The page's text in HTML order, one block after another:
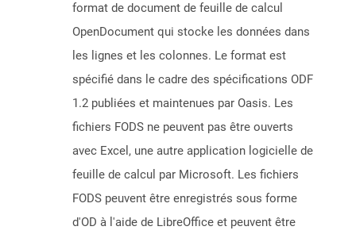
format de document de feuille de calcul
OpenDocument qui stocke les données dans
les lignes et les colonnes. Le format est
spécifié dans le cadre des spécifications ODF
1.2 publiées et maintenues par Oasis. Les
fichiers FODS ne peuvent pas être ouverts
avec Excel, une autre application logicielle de
feuille de calcul par Microsoft. Les fichiers
FODS peuvent être enregistrés sous forme
d'OD à l'aide de LibreOffice et peuvent être